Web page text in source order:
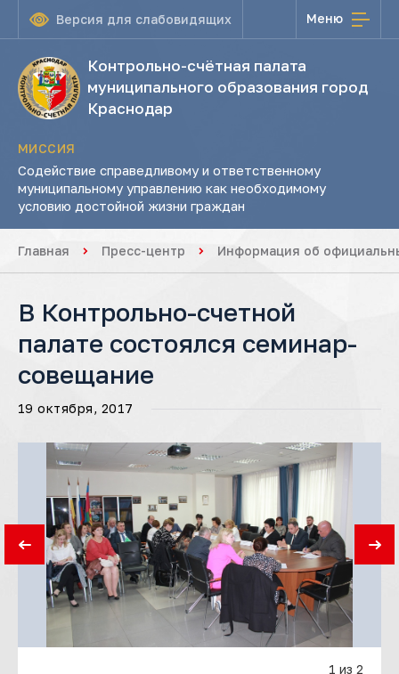
Версия для слабовидящих Меню
Контрольно-счётная палата
муниципального образования город
Краснодар
МИССИЯ
Содействие справедливому и ответственному
муниципальному управлению как необходимому
условию достойной жизни граждан
Главная Пресс-центр Информация об
В Контрольно-счетной
палате состоялся семинар-
совещание
19 октября, 2017
1 из 2